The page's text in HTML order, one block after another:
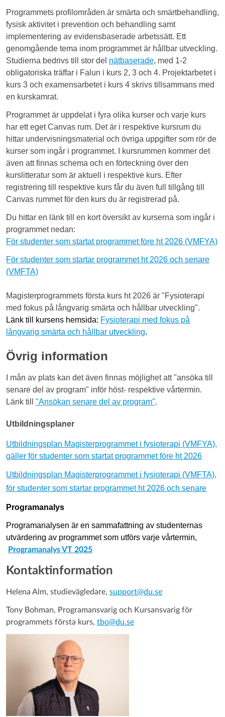
Programmets profilområden är smärta och smärtbehandling,
fysisk aktivitet i prevention och behandling samt
implementering av evidensbaserade arbetssätt. Ett
genomgående tema inom programmet är hållbar utveckling.
Studierna bedrivs till stor del nätbaserade, med 1-2
obligatoriska träffar i Falun i kurs 2, 3 och 4. Projektarbetet i
kurs 3 och examensarbetet i kurs 4 skrivs tillsammans med
en kurskamrat.
Programmet är uppdelat i fyra olika kurser och varje kurs
har ett eget Canvas rum. Det är i respektive kursrum du
hittar undervisningsmaterial och övriga uppgifter som rör de
kurser som ingår i programmet. I kursrummen kommer det
även att finnas schema och en förteckning över den
kurslitteratur som är aktuell i respektive kurs. Efter
registrering till respektive kurs får du även full tillgång till
Canvas rummet för den kurs du är registrerad på.
Du hittar en länk till en kort översikt av kurserna som ingår i
programmet nedan:
För studenter som startat programmet före ht 2026 (VMFYA)
För studenter som startar programmet ht 2026 och senare
(VMFTA)
Magisterprogrammets första kurs ht 2026 är "Fysioterapi
med fokus på långvarig smärta och hållbar utveckling".
Länk till kursens hemsida: Fysioterapi med fokus på
långvarig smärta och hållbar utveckling.
Övrig information
I mån av plats kan det även finnas möjlighet att"ansöka till
senare del av program" inför höst- respektive vårtermin.
Länk till "Ansökan senare del av program".
Utbildningsplaner
Utbildningsplan Magisterprogrammet i fysioterapi (VMFYA),
gäller för studenter som startat programmet före ht 2026
Utbildningsplan Magisterprogrammet i fysioterapi (VMFTA),
för studenter som startar programmet ht 2026 och senare
Programanalys
Programanalysen är en sammafattning av studenternas
utvärdering av programmet som utförs varje vårtermin,
Programanalys VT 2025
Kontaktinformation
Helena Alm, studievägledare, support@du.se
Tony Bohman, Programansvarig och Kursansvarig för
programmets första kurs, tbo@du.se